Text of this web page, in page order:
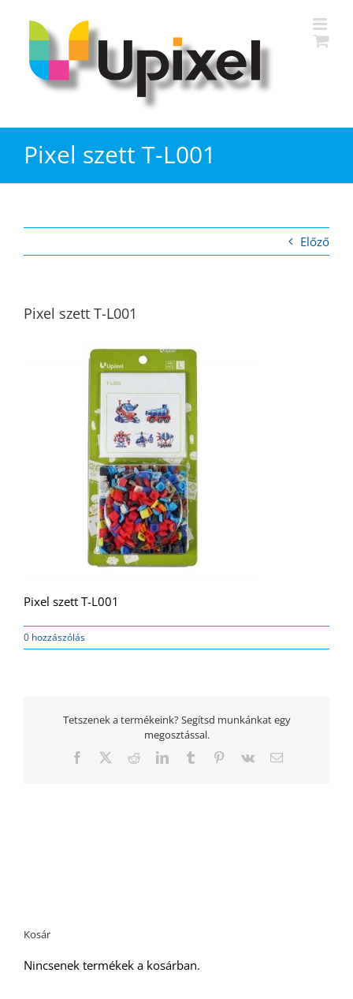
Pixel szett T-L001
Előző
Pixel szett T-L001
Pixel szett T-L001
0 hozzászólás
Tetszenek a termékeink? Segítsd munkánkat egy
megosztással.
Facebook
TwitterRedditLinkedInTumblr Pinterest
Vk Email:
Kosár
Nincsenek termékek a kosárban.